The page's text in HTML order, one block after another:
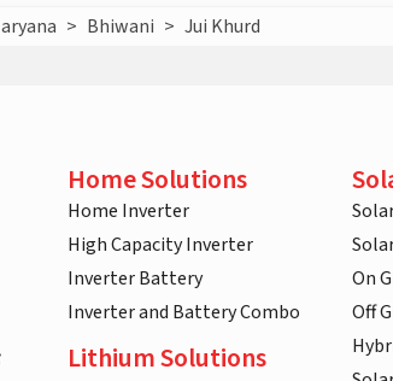
> Bhiwani > Jui Khurd
Home Solutions
Home Inverter
High Capacity Inverter
Inverter Battery
Inverter and Battery Combo
Lithium Solutions
On
Off